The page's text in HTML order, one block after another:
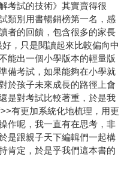
考試的技術》其實賣得很
類別用書暢銷榜第一名，感
者的回饋，包含很多的家長
，只是閱讀起來比較偏向中
能出一個小學版本的輕量版
備考試，如果能夠在小學就
於孩子未來成長的路徑上會
是對考試比較著重，於是我
有更加系統化地梳理，用更
作呢，我一直有在思考，非
是跟親子天下編輯們一起構
肯定，於是乎我們這本書的